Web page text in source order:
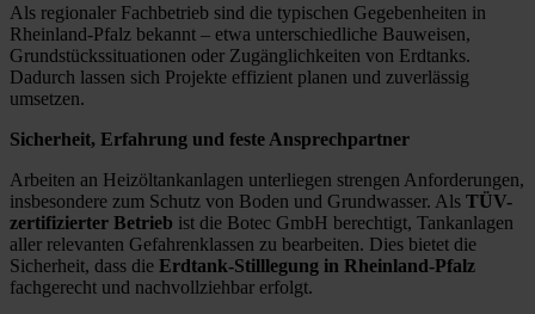
Als regionaler Fachbetrieb sind die typischen Gegebenheiten in
Rheinland-Pfalz bekannt – etwa unterschiedliche Bauweisen,
Grundstückssituationen oder Zugänglichkeiten von Erdtanks.
Dadurch lassen sich Projekte effizient planen und zuverlässig
umsetzen.
Sicherheit, Erfahrung und feste Ansprechpartner
Arbeiten an Heizöltankanlagen unterliegen strengen Anforderungen,
insbesondere zum Schutz von Boden und Grundwasser. Als TÜV-
zertifizierter Betrieb ist die Botec GmbH berechtigt, Tankanlagen
aller relevanten Gefahrenklassen zu bearbeiten. Dies bietet die
Sicherheit, dass die Erdtank-Stilllegung in Rheinland-Pfalz
fachgerecht und nachvollziehbar erfolgt.